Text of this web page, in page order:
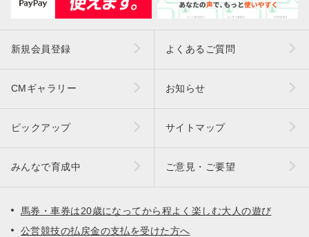
新規会員登録 よくあるご質問
CMギャラリー お知らせ
ピックアップ サイトマップ
みんなで育成中 ご意見・ご要望
馬券・車券は20歳になってから程よく楽しむ大人の遊び
公営競技の払戻金の支払を受けた方へ